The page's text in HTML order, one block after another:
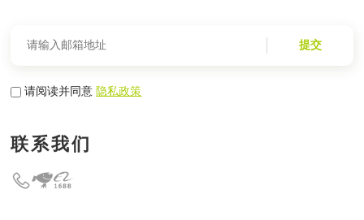
提交
请阅读并同意隐私政策
联系我们